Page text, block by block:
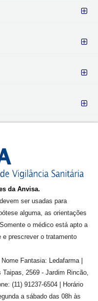
da Anvisa.
ser usadas para
alguma, as orientações
o médico está apto a
e prescrever o tratamento
Fantasia: Ledafarma |
2569 - Jardim Rincão,
(11) 91237-6504 | Horário
a sábado das 08h às